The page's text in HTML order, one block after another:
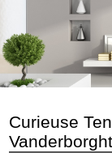
Curieuse
Vanderborght